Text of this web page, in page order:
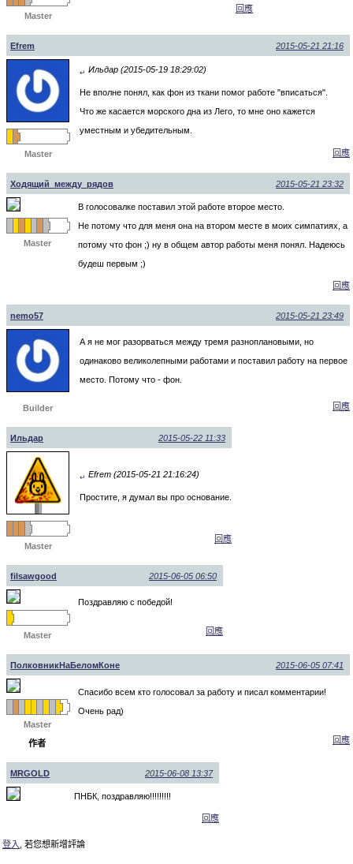
Master
回應
Efrem 2015-05-21 21:16
Master
↵ Ильдар (2015-05-19 18:29:02)
Не вполне понял, как фон из ткани помог работе "вписаться".
Что же касается морского дна из Лего, то мне оно кажется
уместным и убедительным.
回應
Ходящий_между_рядов 2015-05-21 23:32
Master
В голосовалке поставил этой работе второе место.
Не потому что для меня она на втором месте в моих симпатиях, а
потому что фон ;) ну в общем автор работы меня понял. Надеюсь
будеш первым ;)
回應
nemo57 2015-05-21 23:49
Builder
А я не мог разорваться между тремя разноплановыми, но
одинаково великолепными работами и поставил работу на первое
место. Потому что - фон.
回應
Ильдар 2015-05-22 11:33
Master
↵ Efrem (2015-05-21 21:16:24)
Простите, я думал вы про основание.
回應
filsawgood 2015-06-05 06:50
Master
Поздравляю с победой!
回應
ПолковникНаБеломКоне 2015-06-05 07:41
Master
作者
Спасибо всем кто голосовал за работу и писал комментарии!
Очень рад)
回應
MRGOLD 2015-06-08 13:37
ПНБК, поздравляю!!!!!!!!!
回應
登入 , 若您想新增評論